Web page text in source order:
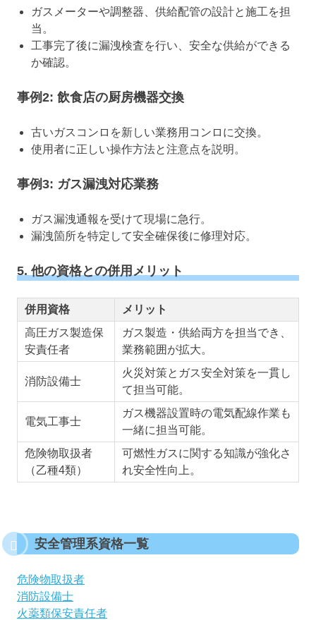
ガスメーターや調整器、供給配管の設計と施工を担
当。
工事完了後に漏洩検査を行い、安全な供給ができる
か確認。
事例2: 飲食店の厨房機器交換
古いガスコンロを新しい業務用コンロに交換。
使用者に正しい操作方法と注意点を説明。
事例3: ガス漏洩対応業務
ガス漏洩通報を受けて現場に急行。
漏洩箇所を特定して安全確保後に修理対応。
5. 他の資格との併用メリット
併用資格
メリット
高圧ガス製造保
安責任者
ガス製造・供給両方を担当でき、
業務範囲が拡大。
消防設備士
火災対策とガス安全対策を一貫し
て担当可能。
電気工事士
ガス機器設置時の電気配線作業も
一緒に担当可能。
危険物取扱者
（乙種4類）
可燃性ガスに関する知識が強化さ
れ安全性向上。
安全管理系資格一覧
危険物取扱者
消防設備士
火薬類保安責任者